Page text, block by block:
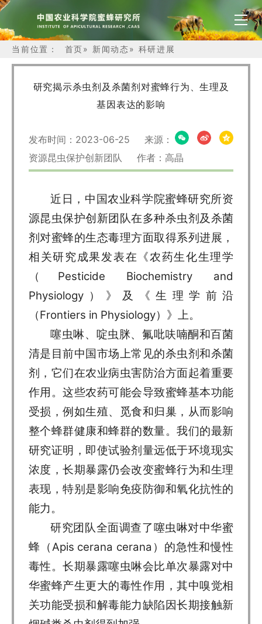
当前位置： 首页» 新闻动态» 科研进展
研究揭示杀虫剂及杀菌剂对蜜蜂行为、生理及
基因表达的影响
发布时间：2023-06-25 来源：
资源昆虫保护创新团队 作者：高晶
近日，中国农业科学院蜜蜂研究所资
源昆虫保护创新团队在多种杀虫剂及杀菌
剂对蜜蜂的生态毒理方面取得系列进展，
相关研究成果发表在《农药生化生理学
（Pesticide Biochemistry and
Physiology）》及《生理学前沿
（Frontiers in Physiology）》上。
噻虫啉、啶虫脒、氟吡呋喃酮和百菌
清是目前中国市场上常见的杀虫剂和杀菌
剂，它们在农业病虫害防治方面起着重要
作用。这些农药可能会导致蜜蜂基本功能
受损，例如生殖、觅食和归巢，从而影响
整个蜂群健康和蜂群的数量。我们的最新
研究证明，即使试验剂量远低于环境现实
浓度，长期暴露仍会改变蜜蜂行为和生理
表现，特别是影响免疫防御和氧化抗性的
能力。
研究团队全面调查了噻虫啉对中华蜜
蜂（Apis cerana cerana）的急性和慢性
毒性。长期暴露噻虫啉会比单次暴露对中
华蜜蜂产生更大的毒性作用，其中嗅觉相
关功能受损和解毒能力缺陷因长期接触新